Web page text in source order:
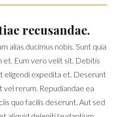
recusandae.
alias ducimus nobis. Sunt quia
et. Eum vero velit sit. Debitis
eligendi expedita et. Deserunt
rerum. Repudiandae ea
quo facilis deserunt. Aut sed